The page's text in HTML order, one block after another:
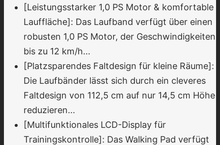
[Leistungsstarker 1,0 PS Motor & komfortable
Lauffläche]: Das Laufband verfügt über einen
robusten 1,0 PS Motor, der Geschwindigkeiten
bis zu 12 km/h...
[Platzsparendes Faltdesign für kleine Räume]:
Die Laufbänder lässt sich durch ein cleveres
Faltdesign von 112,5 cm auf nur 14,5 cm Höhe
reduzieren...
[Multifunktionales LCD-Display für
Trainingskontrolle]: Das Walking Pad verfügt